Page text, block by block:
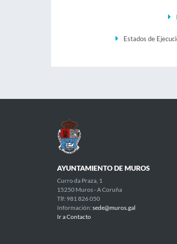
Estados de
AYUNTAMIENTO DE MUROS
Curro da Praza, 1
15250 Muros - A Coruña
Tlf: 981 826 050
Información: sede@muros.gal
Ir a Contacto